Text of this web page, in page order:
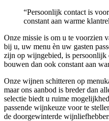
“Persoonlijk contact is
constant aan warme
Onze missie is om u te voorzien
bij u, uw menu èn uw gasten
zijn op wijngebied, is persoonlijk
bouwen dan ook constant aan
Onze wijnen schitteren op
maar ons aanbod is breder dan
selectie biedt u ruime
passende wijnkeuze voor te
de doorgewinterde